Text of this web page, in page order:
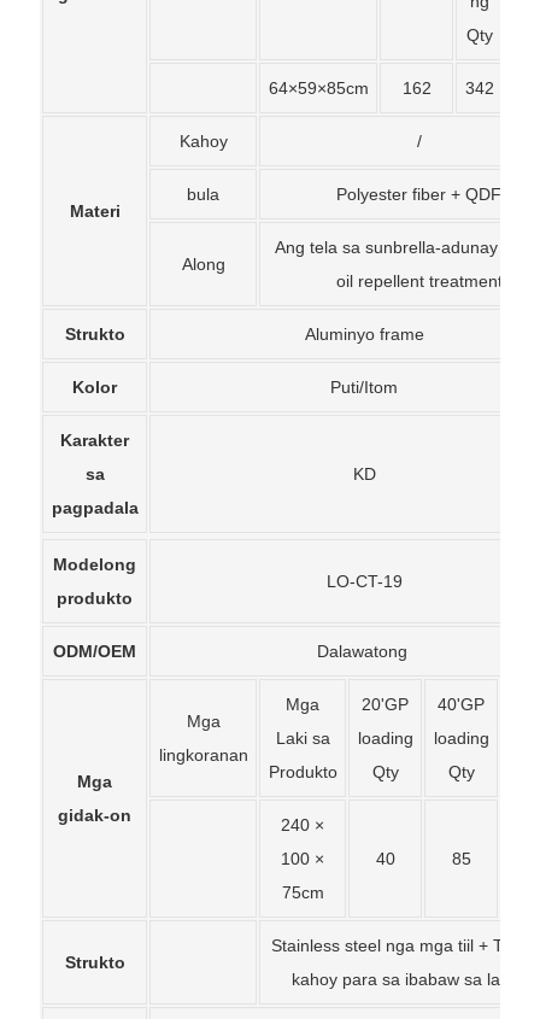
Qty
64×59×85cm 162 342
Materi
Kahoy /
bula Polyester fiber + QDF
Along
Ang tela sa sunbrella-adunay
oil repellent treatment
Strukto Aluminyo frame
Kolor Puti/Itom
Karakter
sa
pagpadala
KD
Modelong
produkto
LO-CT-19
ODM/OEM Dalawatong
Mga
gidak-on
Mga
lingkoranan
Mga
Laki sa
Produkto
20'GP
loading
Qty
40'GP
loading
Qty
240 ×
100 ×
75cm
40 85
Strukto
Stainless steel nga mga tiil + Teak
kahoy para sa ibabaw sa